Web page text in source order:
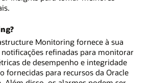
Monitoring fornece à sua
refinadas para monitorar
de desempenho e integridade
fornecidas para recursos da Oracle